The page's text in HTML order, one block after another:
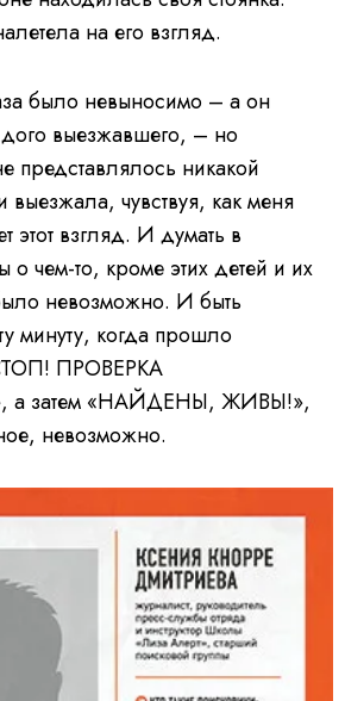
на его взгляд.
было невыносимо – а он
выезжавшего, – но
представлялось никакой
выезжала, чувствуя, как меня
этот взгляд. И думать в
чем-то, кроме этих детей и их
невозможно. И быть
минуту, когда прошло
ПРОВЕРКА
затем «НАЙДЕНЫ, ЖИВЫ!»,
невозможно.